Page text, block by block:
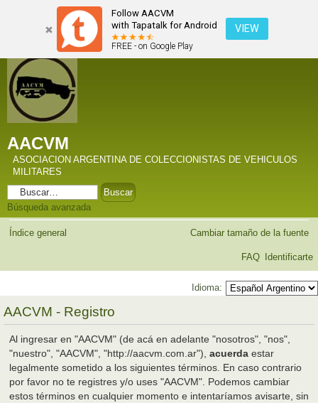
Follow AACVM
with Tapatalk for Android
FREE - on Google Play
VIEW
AACVM
ASOCIACION ARGENTINA DE COLECCIONISTAS DE VEHICULOS
MILITARES
Búsqueda avanzada
Índice general Cambiar tamaño de la fuente
FAQ Identificarte
Idioma:
AACVM - Registro
Al ingresar en "AACVM" (de acá en adelante "nosotros", "nos",
"nuestro", "AACVM", "http://aacvm.com.ar"), acuerda estar
legalmente sometido a los siguientes términos. En caso contrario
por favor no te registres y/o uses "AACVM". Podemos cambiar
estos términos en cualquier momento e intentaríamos avisarte, sin